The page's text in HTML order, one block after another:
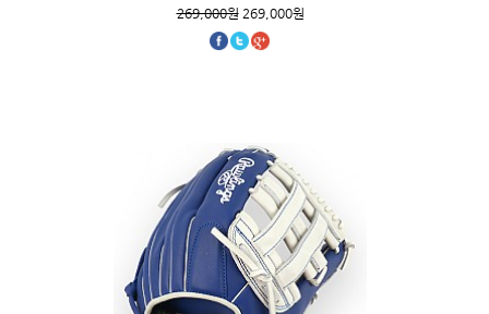
269,000원269,000원